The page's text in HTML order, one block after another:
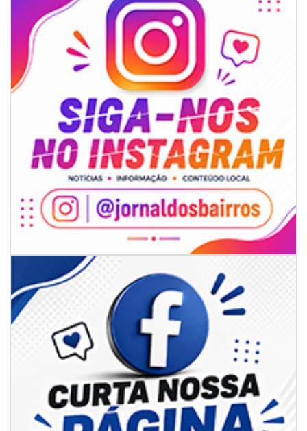
06/08/2026 | 07:00
Secretaria de Cultura retoma oficinas culturais com diversas
modalidades para a comunidade
BALNEÁRIO CAMBORIÚ